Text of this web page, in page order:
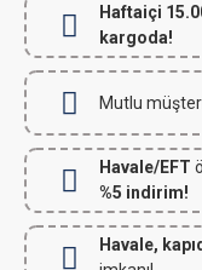
Haftaiçi
kargoda!
Mutlu
Havale/EFT
%5 indirim!
Havale,